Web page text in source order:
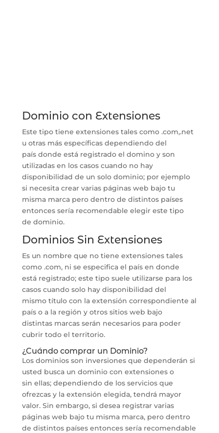
Dominio con Extensiones
Este tipo tiene extensiones tales como .com,.net
u otras más específicas dependiendo del
país donde está registrado el domino y son
utilizadas en los casos cuando no hay
disponibilidad de un solo dominio; por ejemplo
si necesita crear varias páginas web bajo tu
misma marca pero dentro de distintos países
entonces sería recomendable elegir este tipo
de dominio.
Dominios Sin Extensiones
Es un nombre que no tiene extensiones tales
como .com, ni se especifica el país en donde
está registrado; este tipo suele utilizarse para los
casos cuando solo hay disponibilidad del
mismo título con la extensión correspondiente al
país o a la región y otros sitios web bajo
distintas marcas serán necesarios para poder
cubrir todo el territorio.
¿Cuándo comprar un Dominio?
Los dominios son inversiones que dependerán si
usted busca un dominio con extensiones o
sin ellas; dependiendo de los servicios que
ofrezcas y la extensión elegida, tendrá mayor
valor. Sin embargo, si desea registrar varias
páginas web bajo tu misma marca, pero dentro
de distintos países entonces sería recomendable